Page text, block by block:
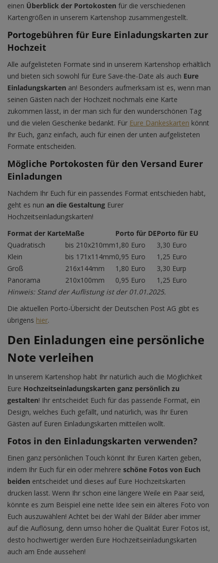
einen Überblick der Portokosten für die verschiedenen
Kartengrößen in unserem Kartenshop zusammengestellt.
Portogebühren für Eure Einladungskarten zur
Hochzeit
Alle aufgelisteten Formate sind in unserem Kartenshop erhältlich
und bieten sich sowohl für Eure Save-the-Date als auch Eure
Einladungskarten an! Besonders aufmerksam ist es, wenn man
seinen Gästen nach der Hochzeit nochmals eine Karte
zukommen lässt, in der man sich für den wunderschönen Tag
und die vielen Geschenke bedankt. Für Eure Dankeskarten könnt
Ihr Euch, ganz einfach, auch für einen der unten aufgelisteten
Formate entscheiden.
Mögliche Portokosten für den Versand Eurer
Einladungen
Nachdem Ihr Euch für ein passendes Format entschieden habt,
geht es nun an die Gestaltung Eurer
Hochzeitseinladungskarten!
Format der KarteMaße Porto für DEPorto für EU
Quadratisch
bis 210x210mm1,80 Euro
3,30 Euro
Klein
bis 171x114mm0,95 Euro
1,25 Euro
Groß
216x144mm 1,80 Euro
3,30 Eurp
Panorama
210x100mm 0,95 Euro
1,25 Euro
Hinweis: Stand der Auflistung ist der 01.01.2025.
Die aktuellen Porto-Übersicht der Deutschen Post AG gibt es
übrigens hier.
Den Einladungen eine persönliche
Note verleihen
In unserem Kartenshop habt Ihr natürlich auch die Möglichkeit
Eure Hochzeitseinladungskarten ganz persönlich zu
gestalten! Ihr entscheidet Euch für das passende Format, ein
Design, welches Euch gefällt, und natürlich, was Ihr Euren
Gästen auf Euren Einladungskarten mitteilen wollt.
Fotos in den Einladungskarten verwenden?
Einen ganz persönlichen Touch könnt Ihr Euren Karten geben,
indem Ihr Euch für ein oder mehrere schöne Fotos von Euch
beiden entscheidet und dieses auf Eure Hochzeitskarten
drucken lasst. Wenn Ihr schon eine längere Weile ein Paar seid,
könnte es zum Beispiel eine nette Idee sein ein älteres Foto von
Euch auszuwählen! Achtet bei der Wahl der Bilder aber immer
auf die Auflösung, denn umso höher die Qualität Eurer Fotos ist,
desto hochwertiger werden Eure Hochzeitseinladungskarten
auch am Ende aussehen!